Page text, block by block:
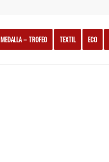
MEDALLA – TROFEO TEXTIL ECO